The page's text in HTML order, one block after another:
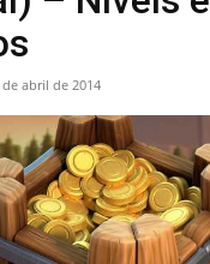
de abril de 2014